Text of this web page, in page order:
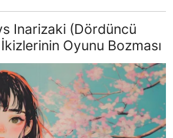
Inarizaki (Dördüncü
Oyunu Bozması